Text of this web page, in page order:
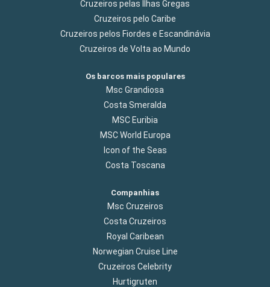
Cruzeiros pelas Ilhas Gregas
Cruzeiros pelo Caribe
Cruzeiros pelos Fiordes e Escandinávia
Cruzeiros de Volta ao Mundo
Os barcos mais populares
Msc Grandiosa
Costa Smeralda
MSC Euribia
MSC World Europa
Icon of the Seas
Costa Toscana
Companhias
Msc Cruzeiros
Costa Cruzeiros
Royal Caribean
Norwegian Cruise Line
Cruzeiros Celebrity
Hurtigruten